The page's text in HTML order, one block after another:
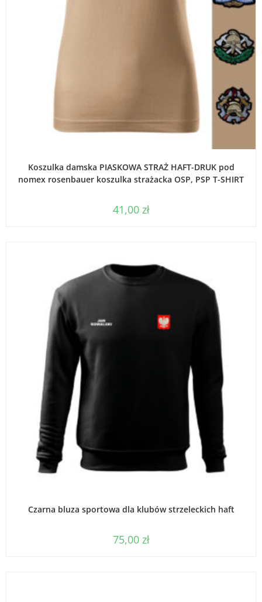
Koszulka damska PIASKOWA STRAŻ HAFT-DRUK pod
nomex rosenbauer koszulka strażacka OSP, PSP T-SHIRT
41,00 zł
Czarna bluza sportowa dla klubów strzeleckich haft
75,00 zł